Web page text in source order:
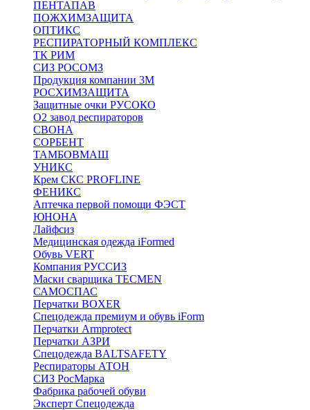
ПЕНТАПАВ
ПОЖХИМЗАЩИТА
ОПТИКС
РЕСПИРАТОРНЫЙ КОМПЛЕКС
ТК РИМ
СИЗ РОСОМЗ
Продукция компании 3M
РОСХИМЗАЩИТА
Защитные очки РУСОКО
О2 завод респираторов
СВОНА
СОРБЕНТ
ТАМБОВМАШ
УНИКС
Крем СКС PROFLINE
ФЕНИКС
Аптечка первой помощи ФЭСТ
ЮНОНА
Лайфсиз
Медицинская одежда iFormed
Обувь VERT
Компания РУССИЗ
Маски сварщика TECMEN
САМОСПАС
Перчатки BOXER
Спецодежда премиум и обувь iForm
Перчатки Armprotect
Перчатки АЗРИ
Спецодежда BALTSAFETY
Респираторы АТОН
СИЗ РосМарка
Фабрика рабочей обуви
Эксперт Спецодежда